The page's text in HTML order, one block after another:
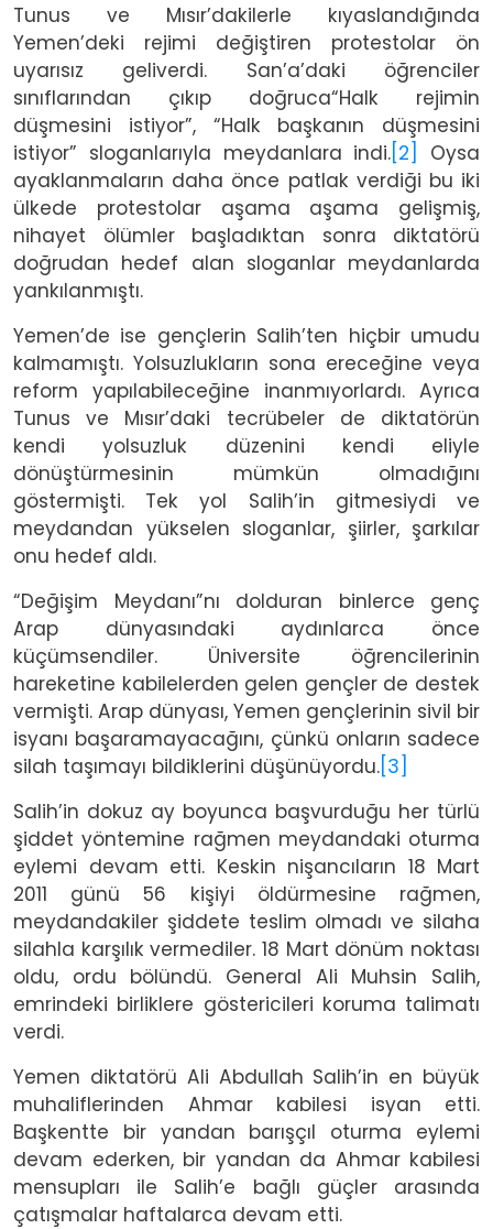
Tunus ve Mısır’dakilerle kıyaslandığında
Yemen’deki rejimi değiştiren protestolar ön
uyarısız geliverdi. San’a’daki öğrenciler
sınıflarından çıkıp doğruca“Halk rejimin
düşmesini istiyor”, “Halk başkanın düşmesini
istiyor” sloganlarıyla meydanlara indi. [2]
Oysa
ayaklanmaların daha önce patlak verdiği bu iki
ülkede protestolar aşama aşama gelişmiş,
nihayet ölümler başladıktan sonra diktatörü
doğrudan hedef alan sloganlar meydanlarda
yankılanmıştı.
Yemen’de ise gençlerin Salih’ten hiçbir umudu
kalmamıştı. Yolsuzlukların sona ereceğine veya
reform yapılabileceğine inanmıyorlardı. Ayrıca
Tunus ve Mısır’daki tecrübeler de diktatörün
kendi yolsuzluk düzenini kendi eliyle
dönüştürmesinin mümkün olmadığını
göstermişti. Tek yol Salih’in gitmesiydi ve
meydandan yükselen sloganlar, şiirler, şarkılar
onu hedef aldı.
“Değişim Meydanı”nı dolduran binlerce genç
Arap dünyasındaki aydınlarca önce
küçümsendiler. Üniversite öğrencilerinin
hareketine kabilelerden gelen gençler de destek
vermişti. Arap dünyası, Yemen gençlerinin sivil bir
isyanı başaramayacağını, çünkü onların sadece
silah taşımayı bildiklerini düşünüyordu. [3]
Salih’in dokuz ay boyunca başvurduğu her türlü
şiddet yöntemine rağmen meydandaki oturma
eylemi devam etti. Keskin nişancıların 18 Mart
2011 günü 56 kişiyi öldürmesine rağmen,
meydandakiler şiddete teslim olmadı ve silaha
silahla karşılık vermediler. 18 Mart dönüm noktası
oldu, ordu bölündü. General Ali Muhsin Salih,
emrindeki birliklere göstericileri koruma talimatı
verdi.
Yemen diktatörü Ali Abdullah Salih’in en büyük
muhaliflerinden Ahmar kabilesi isyan etti.
Başkentte bir yandan barışçıl oturma eylemi
devam ederken, bir yandan da Ahmar kabilesi
mensupları ile Salih’e bağlı güçler arasında
çatışmalar haftalarca devam etti.